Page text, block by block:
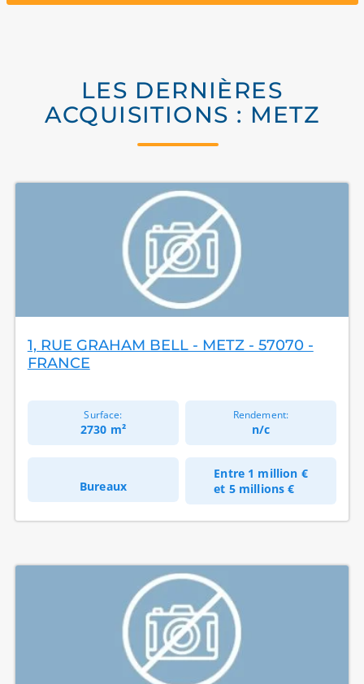
LES DERNIÈRES
ACQUISITIONS : METZ
1, RUE GRAHAM BELL - METZ - 57070 -
FRANCE
Surface:
2730 m²
Rendement:
n/c
Bureaux
Entre 1 million €
et 5 millions €